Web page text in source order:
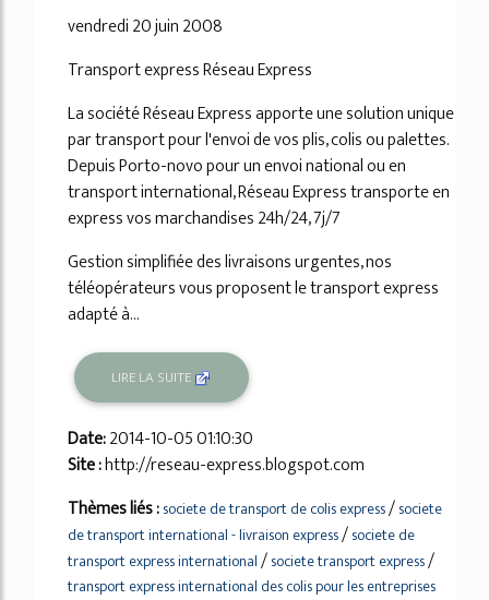
vendredi 20 juin 2008
Transport express Réseau Express
La société Réseau Express apporte une solution unique
par transport pour l'envoi de vos plis, colis ou palettes.
Depuis Porto-novo pour un envoi national ou en
transport international, Réseau Express transporte en
express vos marchandises 24h/24, 7j/7
Gestion simplifiée des livraisons urgentes, nos
téléopérateurs vous proposent le transport express
adapté à...
LIRE LA SUITE
Date:2014-10-05 01:10:30
Site :http://reseau-express.blogspot.com
Thèmes liés :societe de transport de colis express/societe
de transport international - livraison express/societe de
transport express international/societe transport express/
transport express international des colis pour les entreprises